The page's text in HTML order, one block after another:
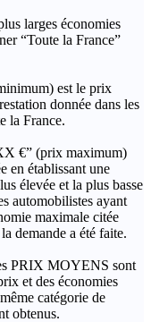
larges économies
“Toute la France”
est le prix
donnée dans les
la France.
€” (prix maximum)
en établissant une
élevée et la plus basse
automobilistes ayant
maximale citée
demande a été faite.
PRIX MOYENS sont
et des économies
catégorie de
obtenus.